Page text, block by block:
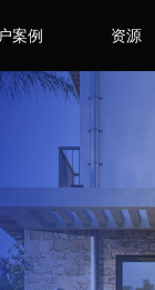
案例 资源